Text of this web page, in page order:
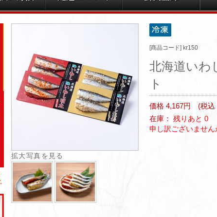
拡大写真を見る
[商品コード] kr150
北海道いわ
ト
価格 4,167円 (税込
在庫： 残りあと 0
申し訳ございません